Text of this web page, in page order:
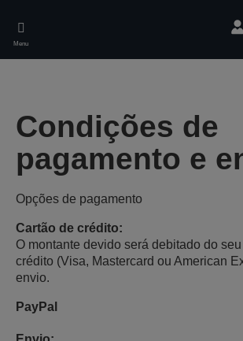
main
content
Menu
Condições de
pagamento e
Opções de pagamento
Cartão de crédito:
O montante devido será debitado do
crédito (Visa, Mastercard ou American
envio.
PayPal